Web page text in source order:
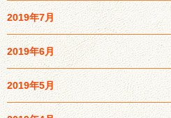
2019年7月
2019年6月
2019年5月